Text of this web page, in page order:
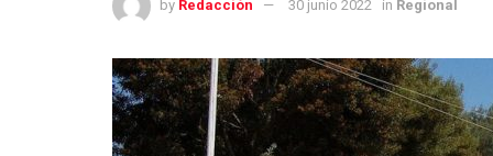
by Redacción 30 junio 2022 in Regional